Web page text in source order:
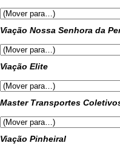
Viação Nossa Senhora da
Viação Elite
Master Transportes
Viação Pinheiral